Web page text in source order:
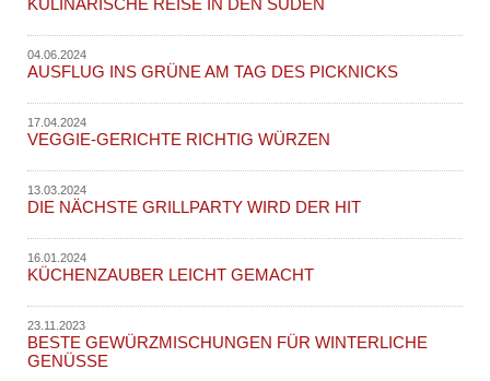
04.06.2024
AUSFLUG INS GRÜNE AM TAG DES PICKNICKS
17.04.2024
VEGGIE-GERICHTE RICHTIG WÜRZEN
13.03.2024
DIE NÄCHSTE GRILLPARTY WIRD DER HIT
16.01.2024
KÜCHENZAUBER LEICHT GEMACHT
23.11.2023
BESTE GEWÜRZMISCHUNGEN FÜR WINTERLICHE
GENÜSSE